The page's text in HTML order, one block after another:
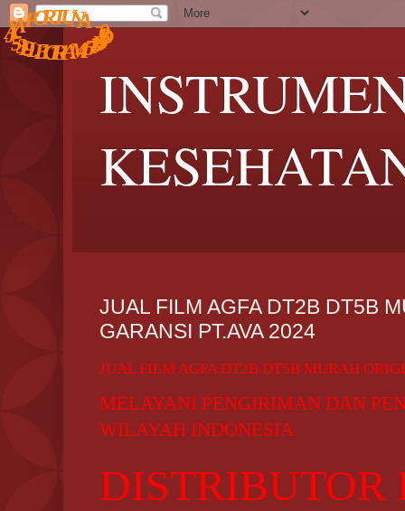
JUAL FILM AGFA DT2B DT5B
GARANSI PT.AVA 2024
JUAL FILM AGFA DT2B DT5B MURAH
MELAYANI PENGIRIMAN DAN
WILAYAH INDONESIA
DISTRIBUTOR
5
3
9
.
1
1
1
.
4
5
3
.
1
8
0
-
A
N
UTROFAVA
J-
L
L
E
C
R
A
M
I
D
I
D